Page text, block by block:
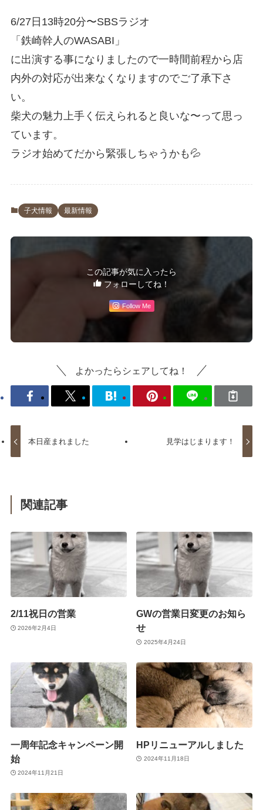
6/27日13時20分〜SBSラジオ
「鉄崎幹人のWASABI」
に出演する事になりましたので一時間前程から店
内外の対応が出来なくなりますのでご了承下さ
い。
柴犬の魅力上手く伝えられると良いな〜って思っ
ています。
ラジオ始めてだから緊張しちゃうかも💦
子犬情報 最新情報
この記事が気に入ったら
フォローしてね！
Follow Me
よかったらシェアしてね！
本日産まれました 見学はじまります！
関連記事
2/11祝日の営業
2026年2月4日
GWの営業日変更のお知ら
せ
2025年4月24日
一周年記念キャンペーン開
始
2024年11月21日
HPリニューアルしました
2024年11月18日